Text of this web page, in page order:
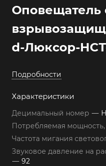
Оповещатель
d-Люксор-
Подробности
Характеристики
Децимальный номер —
Потребляемая
Частота мигания
Звуковое давление на
— 92